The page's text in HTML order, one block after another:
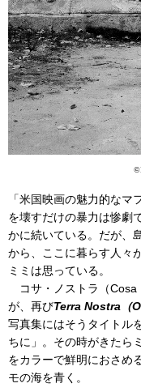
「米国映画の魅力的な
を壊すだけの暴力は惨劇
かに続いている。だが、
から、ここに暮らす人々
ミミは思っている。
コサ・ノストラ（Cosa
が、再びTerra Nostra（
写真集にはそうタイトル
ちに」。その時がきたら
をカラーで鮮明におさめ
モの海を青く。